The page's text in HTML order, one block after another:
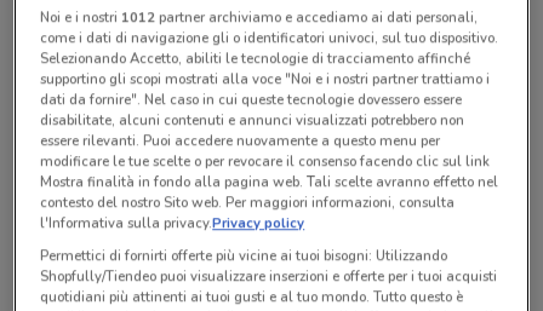
Tutte le promozioni di questo negozio
Noi e i nostri 1012partner archiviamo e accediamo ai dati personali,
come i dati di navigazione gli o identificatori univoci, sul tuo dispositivo.
Selezionando Accetto, abiliti le tecnologie di tracciamento affinché
supportino gli scopi mostrati alla voce "Noi e i nostri partner trattiamo i
dati da fornire". Nel caso in cui queste tecnologie dovessero essere
disabilitate, alcuni contenuti e annunci visualizzati potrebbero non
essere rilevanti. Puoi accedere nuovamente a questo menu per
modificare le tue scelte o per revocare il consenso facendo clic sul link
Mostra finalità in fondo alla pagina web. Tali scelte avranno effetto nel
contesto del nostro Sito web. Per maggiori informazioni, consulta
l'Informativa sulla privacy.Privacy policy
Permettici di fornirti offerte più vicine ai tuoi bisogni: Utilizzando
Shopfully/Tiendeo puoi visualizzare inserzioni e offerte per i tuoi acquisti
quotidiani più attinenti ai tuoi gusti e al tuo mondo. Tutto questo è